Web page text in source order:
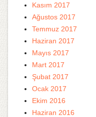
Kasım 2017
Ağustos 2017
Temmuz 2017
Haziran 2017
Mayıs 2017
Mart 2017
Şubat 2017
Ocak 2017
Ekim 2016
Haziran 2016